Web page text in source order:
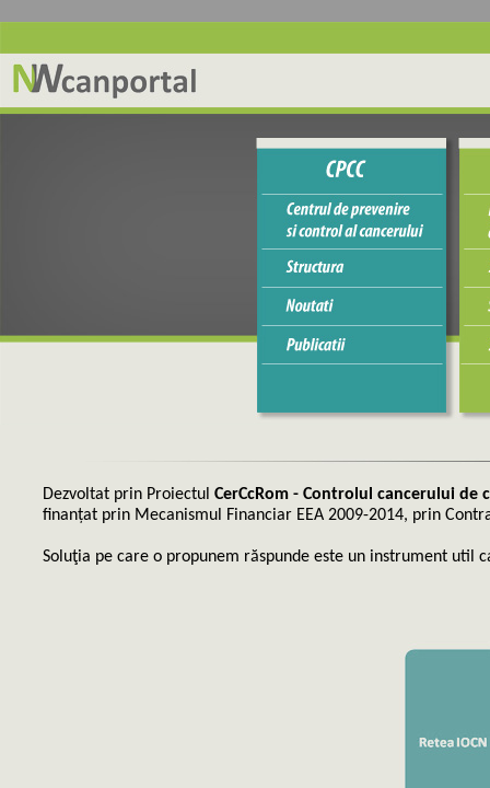
Dezvoltat prin ProiectulCerCcRom - Controlul cancerului
finanțat prin Mecanismul Financiar EEA 2009-2014, prin
Soluţia pe care o propunem răspunde este un instrument